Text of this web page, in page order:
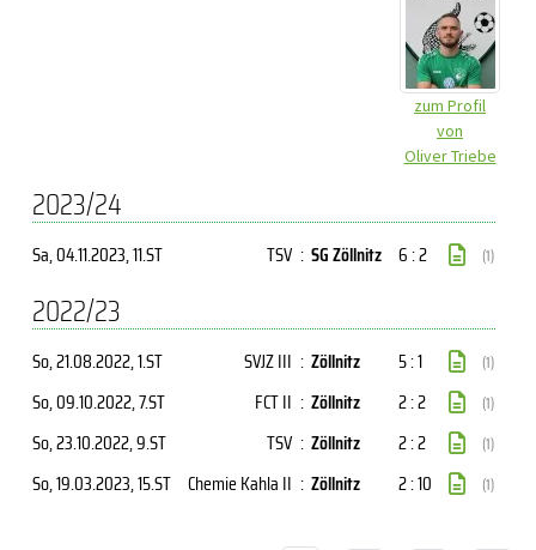
zum Profil
von
Oliver Triebe
2023/24
Sa, 04.11.2023, 11.ST TSV : SG Zöllnitz 6 : 2 (1)
2022/23
So, 21.08.2022, 1.ST SVJZ III : Zöllnitz 5 : 1 (1)
So, 09.10.2022, 7.ST FCT II : Zöllnitz 2 : 2 (1)
So, 23.10.2022, 9.ST TSV : Zöllnitz 2 : 2 (1)
So, 19.03.2023, 15.ST Chemie Kahla II : Zöllnitz 2 : 10 (1)